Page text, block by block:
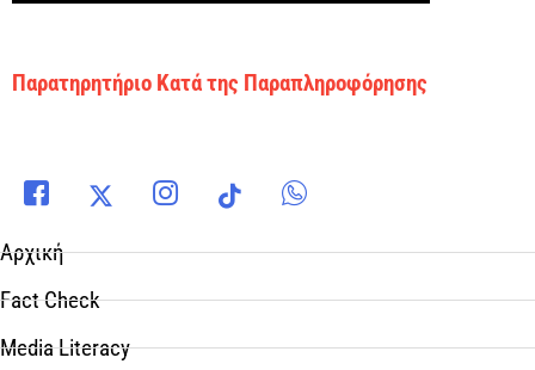
Παρατηρητήριο Κατά της Παραπληροφόρησης
Αρχική
Fact Check
Media Literacy